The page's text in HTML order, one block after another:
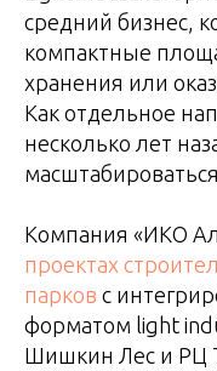
средний бизнес,
компактные
хранения или
Как отдельное
несколько лет
Компания «ИКО
проектах
парков с
форматом light
Шишкин Лес и РЦ